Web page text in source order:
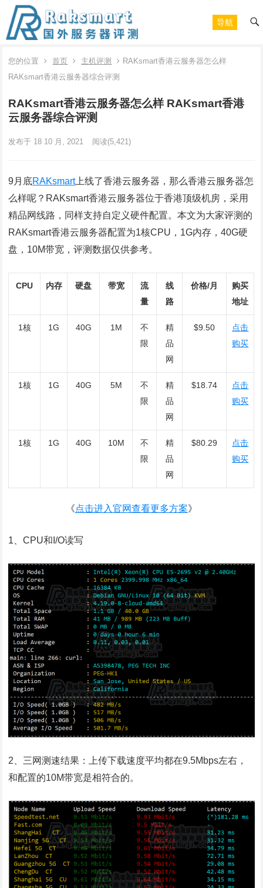
导航
您的位置 首页 主机评测
RAKsmart香港云服务器怎么样
RAKsmart香港云服务器综合评测
RAKsmart香港云服务器怎么样 RAKsmart香港
云服务器综合评测
发布于 18 10 月, 2021 阅读(5,421)
9月底RAKsmart上线了香港云服务器，那么香港云服务器怎
么样呢？RAKsmart香港云服务器位于香港顶级机房，采用
精品网线路，同样支持自定义硬件配置。本文为大家评测的
RAKsmart香港云服务器配置为1核CPU，1G内存，40G硬
盘，10M带宽，评测数据仅供参考。
CPU 内存 硬盘 带宽
流
量
线
路
价格/月
购买
地址
1核 1G 40G 1M
不
限
精
品
网
$9.50
点击
购买
1核 1G 40G 5M
不
限
精
品
网
$18.74
点击
购买
1核 1G 40G 10M
不
限
精
品
网
$80.29
点击
购买
《点击进入官网查看更多方案》
1、CPU和I/O读写
2、三网测速结果：上传下载速度平均都在9.5Mbps左右，
和配置的10M带宽是相符合的。